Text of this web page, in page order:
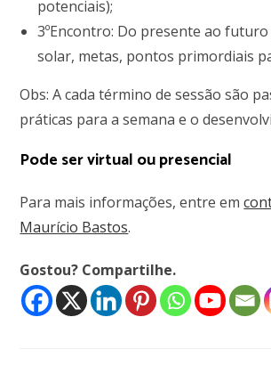
potenciais);
3ºEncontro: Do presente ao
solar, metas, pontos primordiais
Obs: A cada término de sessão são
práticas para a semana e o
Pode ser virtual ou presencial
Para mais informações, entre em
Maurício Bastos.
Gostou? Compartilhe.